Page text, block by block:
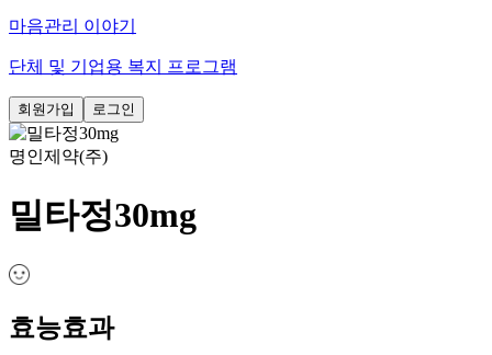
마음관리 이야기
단체 및 기업용 복지 프로그램
회원가입 로그인
명인제약(주)
밀타정30mg
효능효과